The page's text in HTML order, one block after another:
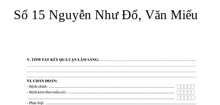
Số 15 Nguyễn Như Đổ, Văn Miếu​​​​